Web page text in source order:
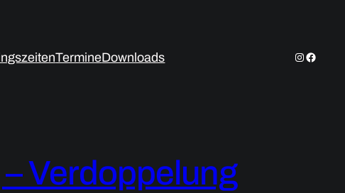
TermineDownloads Instagram
Verdoppelung